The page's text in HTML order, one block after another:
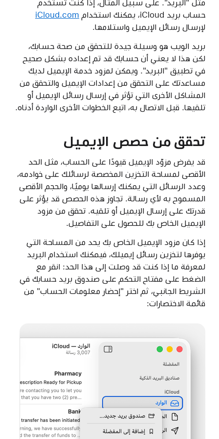
مثل "البريد". على سبيل المثال، إذا كنت تستخدم
حساب بريد iCloud، يمكنك استخدام
iCloud.com
لإرسال رسائل الإيميل واستلامها.
بريد الويب هو وسيلة جيدة للتحقق من صحة حسابك،
لكن هذا لا يعني أن حسابك قد تم إعداده بشكل صحيح
في تطبيق "البريد". ويمكن لمزود خدمة الإيميل لديك
مساعدتك على التحقق من إعدادات الإيميل والتحقق من
المشاكل الأخرى التي تؤثر في إرسال رسائل الإيميل أو
تلقيها. قبل الاتصال به، اتبع الخطوات الأخرى الواردة أدناه.
تحقق من حصص الإيميل
قد يفرض مزوّد الإيميل قيودًا على الحساب، مثل الحد
الأقصى لمساحة التخزين المخصصة لرسائلك على خوادمه،
وعدد الرسائل التي يمكنك إرسالها يوميًا، والحجم الأقصى
المسموح به لأي رسالة. تجاوز هذه الحصص قد يؤثر على
قدرتك على إرسال الإيميل أو تلقيه. تحقق من مزود
الإيميل الخاص بك للحصول على التفاصيل.
إذا كان مزود الإيميل الخاص بك يحد من المساحة التي
يوفرها لتخزين رسائل إيميلك، فيمكنك استخدام البريد
لمعرفة ما إذا كنت قد وصلت إلى هذا الحد: انقر مع
الضغط على مفتاح التحكم على صندوق بريد حسابك في
الشريط الجانبي، ثم اختر "إحضار معلومات الحساب" من
قائمة الاختصارات: